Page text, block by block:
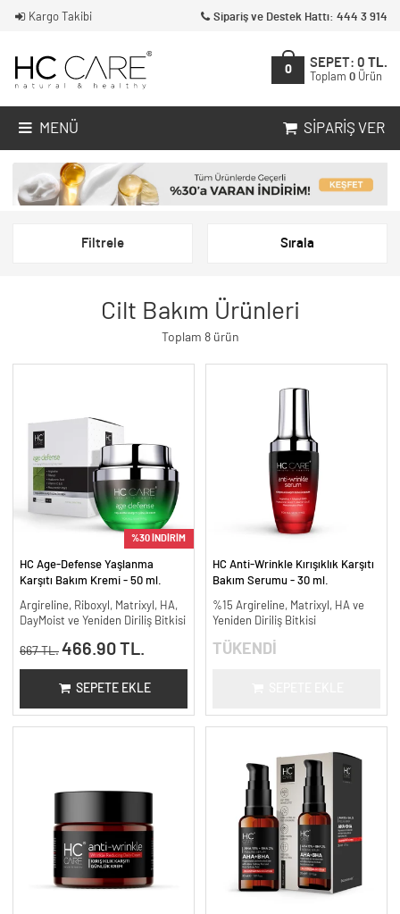
Kargo Takibi Sipariş ve Destek Hattı: 444 3 914
0
SEPET: 0 TL.
Toplam 0 Ürün
MENÜ SIPARIŞ VER
Filtrele Sırala
Cilt Bakım Ürünleri
Toplam 8 ürün
%30 İNDİRİM
HC Age-Defense Yaşlanma
Karşıtı Bakım Kremi - 50 ml.
Argireline, Riboxyl, Matrixyl, HA,
DayMoist ve Yeniden Diriliş Bitkisi
667 TL. 466.90 TL.
SEPETE EKLE
HC Anti-Wrinkle Kırışıklık Karşıtı
Bakım Serumu - 30 ml.
%15 Argireline, Matrixyl, HA ve
Yeniden Diriliş Bitkisi
TÜKENDİ